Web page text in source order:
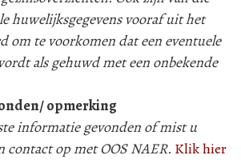
huwelijksgegevens vooraf uit het
om te voorkomen dat een eventuele
als gehuwd met een onbekende
opmerking
informatie gevonden of mist u
contact op met OOS NAER. Klik hier